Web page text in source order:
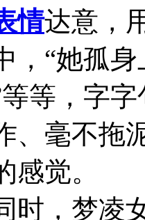
情达意，
，“她孤
等，字
、毫不拖
感觉。
，梦凌女